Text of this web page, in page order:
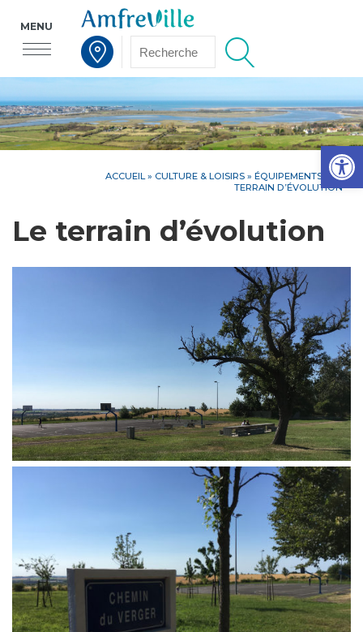
Voir la carte interactive
MENU
ACCUEIL » CULTURE & LOISIRS » ÉQUIPEMENTS »LE
TERRAIN D’ÉVOLUTION
Le terrain d’évolution